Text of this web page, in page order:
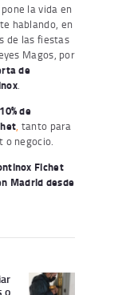
la vida en
hablando, en
de las fiestas
Magos, por
de
.
10% de
, tanto para
o negocio.
Fichet
Madrid desde
Siguiente
o